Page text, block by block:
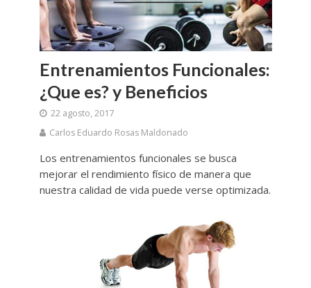
Entrenamientos Funcionales:
¿Que es? y Beneficios
22 agosto, 2017
Carlos Eduardo Rosas Maldonado
Los entrenamientos funcionales se busca
mejorar el rendimiento físico de manera que
nuestra calidad de vida puede verse optimizada.